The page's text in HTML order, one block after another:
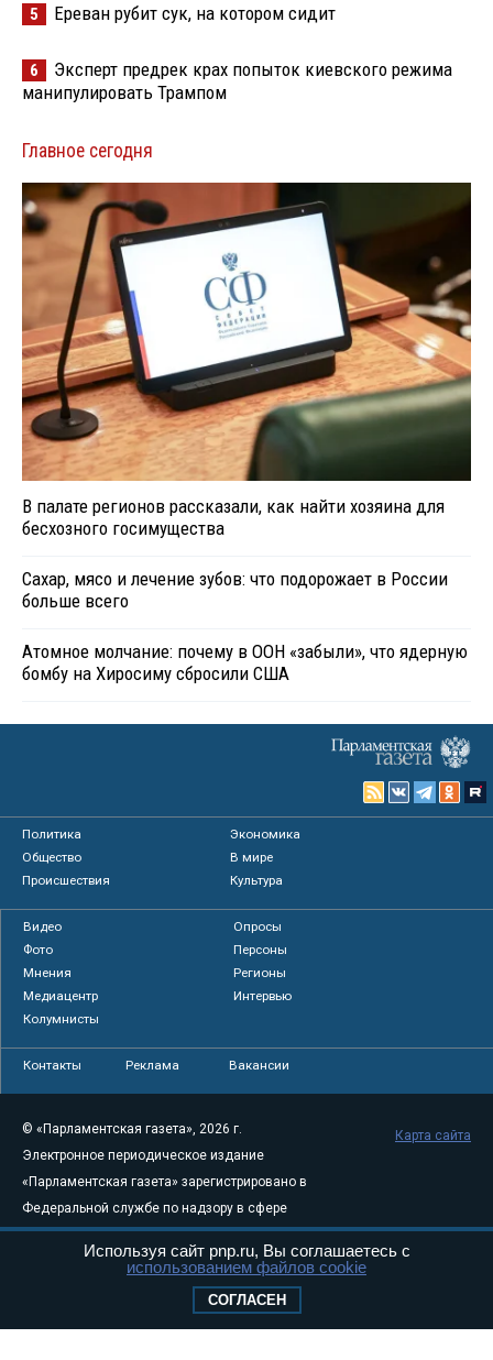
5 Ереван рубит сук, на котором сидит
6
Эксперт предрек крах попыток киевского режима
манипулировать Трампом
Главное сегодня
В палате регионов рассказали, как найти хозяина для
бесхозного госимущества
Сахар, мясо и лечение зубов: что подорожает в России
больше всего
Атомное молчание: почему в ООН «забыли», что ядерную
бомбу на Хиросиму сбросили США
Политика
Экономика
Общество
В мире
Происшествия
Культура
Видео
Опросы
Фото
Персоны
Мнения
Регионы
Медиацентр
Интервью
Колумнисты
Контакты Реклама Вакансии
© «Парламентская газета», 2026 г.
Электронное периодическое издание
«Парламентская газета» зарегистрировано в
Федеральной службе по надзору в сфере
связи, информационных технологий и
массовых коммуникаций (Роскомнадзор) 05
Свидетельство о регистрации Эл № ФС77-
Карта сайта
Используя сайт pnp.ru, Вы соглашаетесь с
использованием файлов cookie
СОГЛАСЕН